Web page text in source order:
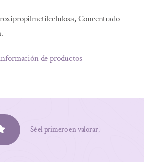
Concentrado
de productos
Sé el primero en valorar.